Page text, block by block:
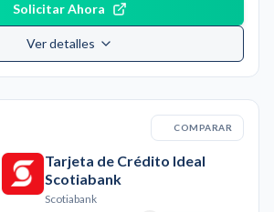
Solicitar Ahora
Ver detalles
COMPARAR
Tarjeta de Crédito Ideal
Scotiabank
Scotiabank